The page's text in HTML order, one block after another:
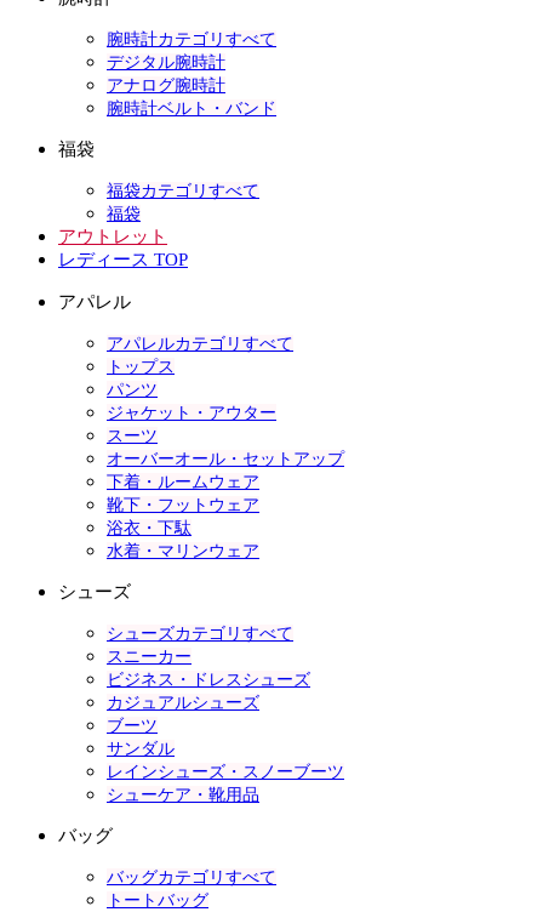
腕時計カテゴリすべて
デジタル腕時計
アナログ腕時計
腕時計ベルト・バンド
福袋
福袋カテゴリすべて
福袋
アウトレット
レディース TOP
アパレル
アパレルカテゴリすべて
トップス
パンツ
ジャケット・アウター
スーツ
オーバーオール・セットアップ
下着・ルームウェア
靴下・フットウェア
浴衣・下駄
水着・マリンウェア
シューズ
シューズカテゴリすべて
スニーカー
ビジネス・ドレスシューズ
カジュアルシューズ
ブーツ
サンダル
レインシューズ・スノーブーツ
シューケア・靴用品
バッグ
バッグカテゴリすべて
トートバッグ